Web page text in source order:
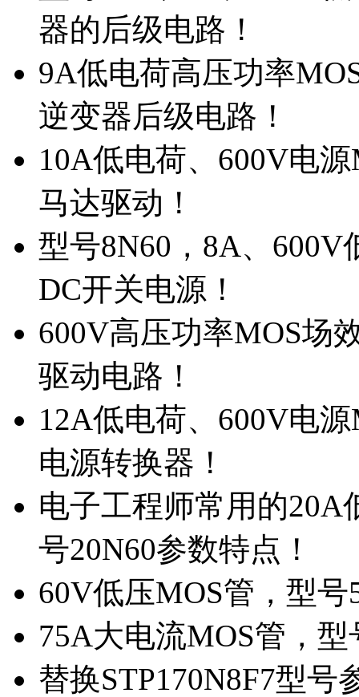
器的后级电路！
9A低电荷高压功率
逆变器后级电路！
10A低电荷、600V电
马达驱动！
型号8N60，8A、
DC开关电源！
600V高压功率MOS场
驱动电路！
12A低电荷、600V电
电源转换器！
电子工程师常用的20A
号20N60参数特点！
60V低压MOS管，型
75A大电流MOS管，
替换STP170N8F7型